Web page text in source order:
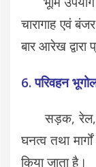
चारागाह एवं
बार आरेख द्वारा
6. परिवहन
सड़क, रेल,
घनत्व तथा
किया जाता है।